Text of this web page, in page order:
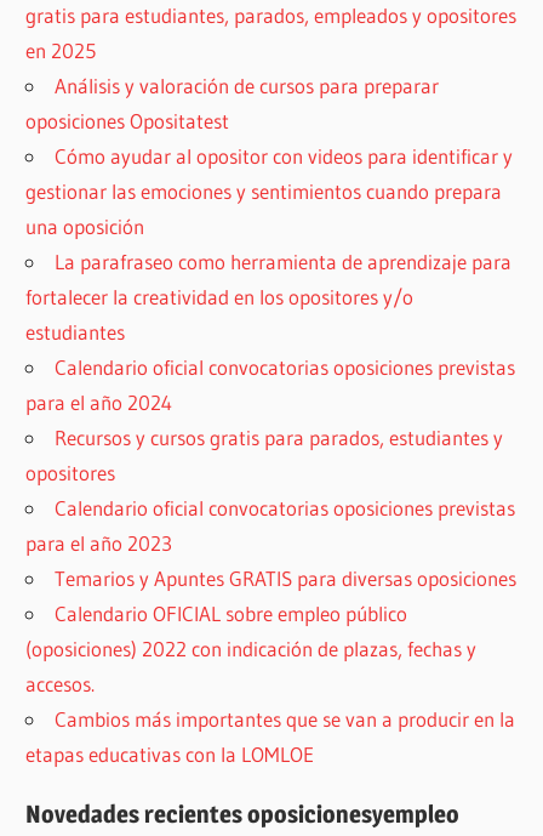
gratis para estudiantes, parados, empleados y opositores
en 2025
Análisis y valoración de cursos para preparar
oposiciones Opositatest
Cómo ayudar al opositor con videos para identificar y
gestionar las emociones y sentimientos cuando prepara
una oposición
La parafraseo como herramienta de aprendizaje para
fortalecer la creatividad en los opositores y/o
estudiantes
Calendario oficial convocatorias oposiciones previstas
para el año 2024
Recursos y cursos gratis para parados, estudiantes y
opositores
Calendario oficial convocatorias oposiciones previstas
para el año 2023
Temarios y Apuntes GRATIS para diversas oposiciones
Calendario OFICIAL sobre empleo público
(oposiciones) 2022 con indicación de plazas, fechas y
accesos.
Cambios más importantes que se van a producir en la
etapas educativas con la LOMLOE
Novedades recientes oposicionesyempleo